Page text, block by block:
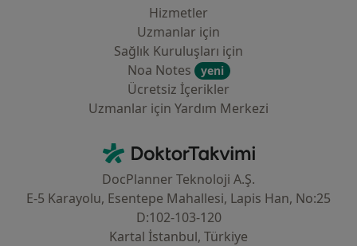
Hizmetler
Uzmanlar için
Sağlık Kuruluşları için
Noa Notes
yeni
Ücretsiz İçerikler
Uzmanlar için Yardım Merkezi
DoktorTakvimi - Ana Sayfa
DocPlanner Teknoloji A.Ş.
E-5 Karayolu, Esentepe Mahallesi, Lapis Han, No:25
D:102-103-120
Kartal İstanbul, Türkiye